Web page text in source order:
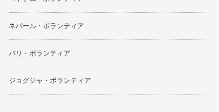
ネパール・ボランティア
バリ・ボランティア
ジョグジャ・ボランティア